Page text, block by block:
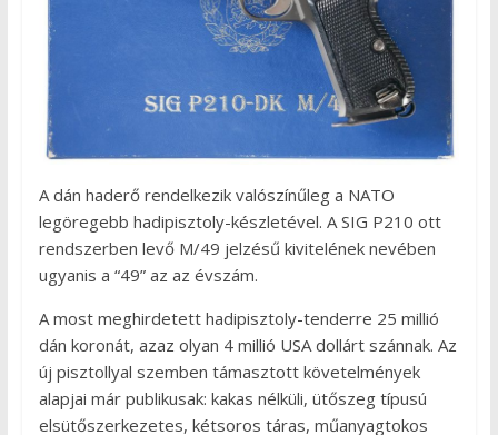
A dán haderő rendelkezik valószínűleg a NATO
legöregebb hadipisztoly-készletével. A SIG P210 ott
rendszerben levő M/49 jelzésű kivitelének nevében
ugyanis a “49” az az évszám.
A most meghirdetett hadipisztoly-tenderre 25 millió
dán koronát, azaz olyan 4 millió USA dollárt szánnak. Az
új pisztollyal szemben támasztott követelmények
alapjai már publikusak: kakas nélküli, ütőszeg típusú
elsütőszerkezetes, kétsoros táras, műanyagtokos